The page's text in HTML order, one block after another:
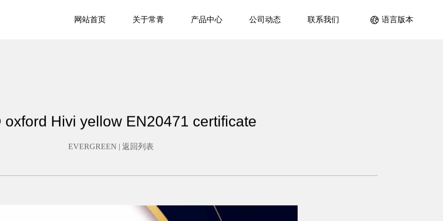
网站首页 关于常青 产品中心 公司动态 联系我们 语言版本
oxford Hivi yellow EN20471 certificate
EVERGREEN | 返回列表